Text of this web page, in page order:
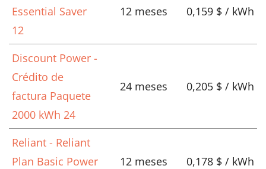
Essential Saver
12
12 meses 0,159 $ / kWh
Discount Power -
Crédito de
factura Paquete
2000 kWh 24
24 meses 0,205 $ / kWh
Reliant - Reliant
Plan Basic Power
12 meses 0,178 $ / kWh